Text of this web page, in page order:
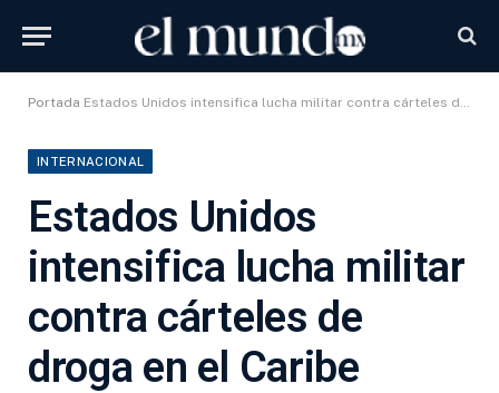
Portada Estados Unidos intensifica lucha militar contra cárteles de droga en el Caribe
INTERNACIONAL
Estados Unidos
intensifica lucha militar
contra cárteles de
droga en el Caribe